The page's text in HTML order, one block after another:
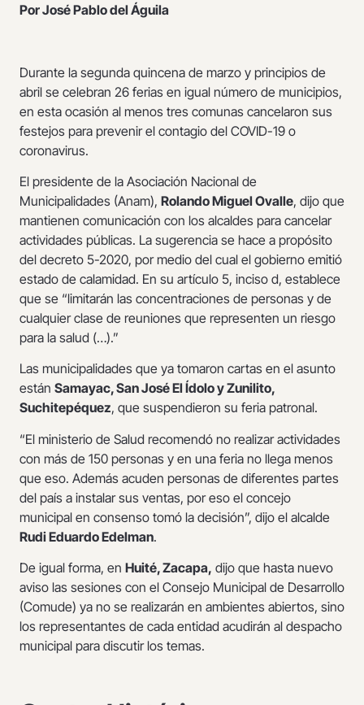
Por José Pablo del Águila
Durante la segunda quincena de marzo y principios de
abril se celebran 26 ferias en igual número de municipios,
en esta ocasión al menos tres comunas cancelaron sus
festejos para prevenir el contagio del COVID-19 o
coronavirus.
El presidente de la Asociación Nacional de
Municipalidades (Anam), Rolando Miguel Ovalle, dijo que
mantienen comunicación con los alcaldes para cancelar
actividades públicas. La sugerencia se hace a propósito
del decreto 5-2020, por medio del cual el gobierno emitió
estado de calamidad. En su artículo 5, inciso d, establece
que se “limitarán las concentraciones de personas y de
cualquier clase de reuniones que representen un riesgo
para la salud (…).”
Las municipalidades que ya tomaron cartas en el asunto
están Samayac, San José El Ídolo y Zunilito,
Suchitepéquez, que suspendieron su feria patronal.
“El ministerio de Salud recomendó no realizar actividades
con más de 150 personas y en una feria no llega menos
que eso. Además acuden personas de diferentes partes
del país a instalar sus ventas, por eso el concejo
municipal en consenso tomó la decisión”, dijo el alcalde
Rudi Eduardo Edelman.
De igual forma, en Huité, Zacapa, dijo que hasta nuevo
aviso las sesiones con el Consejo Municipal de Desarrollo
(Comude) ya no se realizarán en ambientes abiertos, sino
los representantes de cada entidad acudirán al despacho
municipal para discutir los temas.